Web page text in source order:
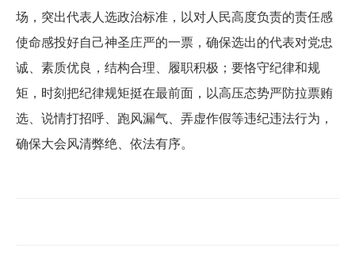
场，突出代表人选政治标准，以对人民高度负责的责任感
使命感投好自己神圣庄严的一票，确保选出的代表对党忠
诚、素质优良，结构合理、履职积极；要恪守纪律和规
矩，时刻把纪律规矩挺在最前面，以高压态势严防拉票贿
选、说情打招呼、跑风漏气、弄虚作假等违纪违法行为，
确保大会风清弊绝、依法有序。